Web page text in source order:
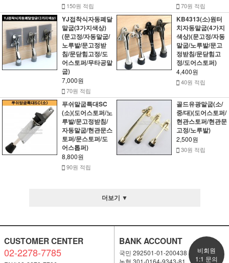
150원 적립 70원 적립
YJ접착식자동폐달
말굽(3가지색상)
(문고정/자동말굽/
노루발/문고정받
침/문닫힘고정/도
어스토퍼/무타공말
굽)
7,000원
70원 적립
KB4313(소)원터
치자동말굽(4가지
색상)(문고정/자동
말굽/노루발/문고
정받침/문닫힘고
정/도어스토퍼)
4,400원
40원 적립
푸쉬말굽특대SC
(소)(도어스토퍼/노
루발/문고정받침/
자동말굽/현관문스
토퍼/문스토퍼/도
어스톱퍼)
8,800원
90원 적립
골드유광말굽(소/
중/대)(도어스토퍼/
현관스토퍼/현관문
고정/노루발)
2,500원
30원 적립
더보기 ▼
CUSTOMER CENTER
02-2278-7785
BANK ACCOUNT
국민 292501-01-200438
농협 301-0164-9343-81
비회원
1:1 문의